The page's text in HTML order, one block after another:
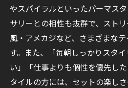
やスパイラルといったパーマス
サリーとの相性も抜群で、スト
風・アメカジなど、さまざまな
す。また、「毎朝しっかりスタ
い」「仕事よりも個性を優先し
タイルの方には、セットの楽し